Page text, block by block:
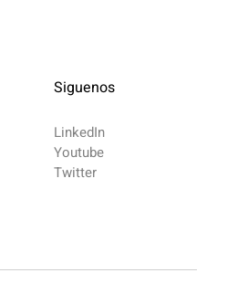
Siguenos
LinkedIn
Youtube
Twitter